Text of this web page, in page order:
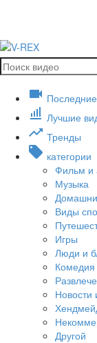
Лучшие
Тренды
категории
Фильм и
Музыка
Виды
Игры
Люди и
Комедия
Новости
Другой